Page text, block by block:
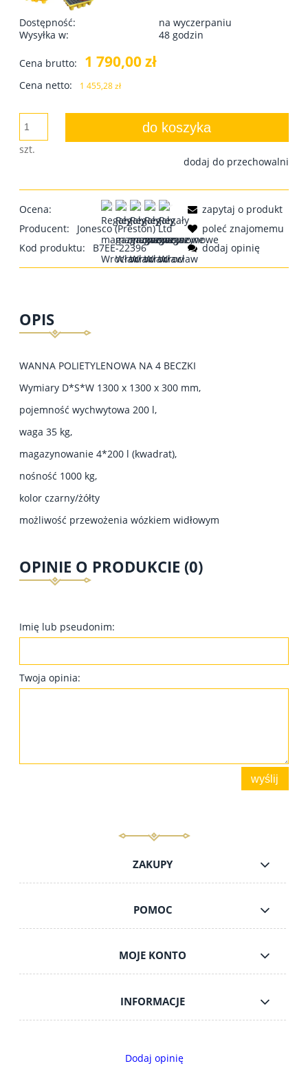
Dostępność:
na wyczerpaniu
Wysyłka w:
48 godzin
Cena brutto: 1 790,00 zł
Cena netto: 1 455,28 zł
szt.
do koszyka
dodaj do przechowalni
Ocena:
Producent:
Jonesco (Preston) Ltd
Kod produktu:
B7EE-22396
zapytaj o produkt
poleć znajomemu
dodaj opinię
OPIS
WANNA POLIETYLENOWA NA 4 BECZKI
Wymiary D*S*W 1300 x 1300 x 300 mm,
pojemność wychwytowa 200 l,
waga 35 kg,
magazynowanie 4*200 l (kwadrat),
nośność 1000 kg,
kolor czarny/żółty
możliwość przewożenia wózkiem widłowym
OPINIE O PRODUKCIE (0)
Imię lub pseudonim:
Twoja opinia:
wyślij
ZAKUPY
POMOC
MOJE KONTO
INFORMACJE
Dodaj opinię